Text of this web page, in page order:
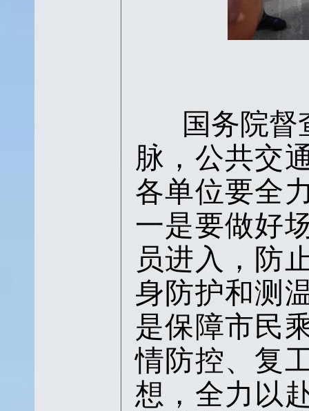
国务院
脉，公共交
各单位要全
一是要做好
员进入，防
身防护和测
是保障市民
情防控、复
想，全力以